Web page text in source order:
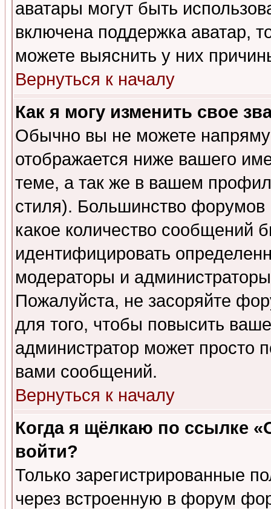
аватары могут быть
включена поддержка аватар,
можете выяснить у них
Вернуться к началу
Как я могу изменить свое
Обычно вы не можете
отображается ниже вашего
теме, а так же в вашем
стиля). Большинство форумов
какое количество сообщений
идентифицировать
модераторы и
Пожалуйста, не засоряйте
для того, чтобы повысить
администратор может просто
вами сообщений.
Вернуться к началу
Когда я щёлкаю по ссылке
войти?
Только зарегистрированные
через встроенную в форум